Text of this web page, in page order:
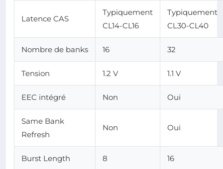
Latence CAS
Typiquement
CL14-CL16
Typiquement
CL30-CL40
Nombre de banks 16 32
Tension 1.2 V 1.1 V
EEC intégré Non Oui
Same Bank
Refresh
Non Oui
Burst Length 8 16